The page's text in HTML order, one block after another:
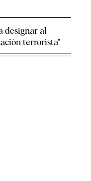
designar al
terrorista"